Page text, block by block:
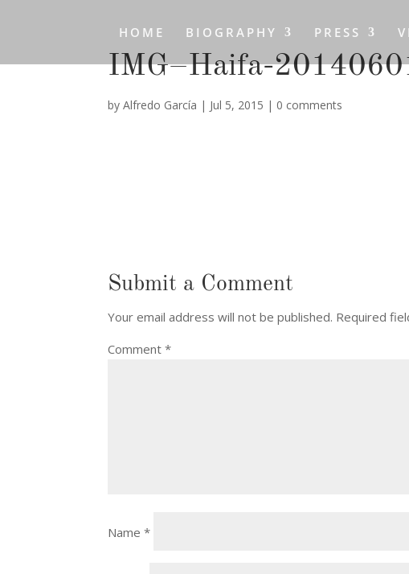
HOME BIOGRAPHY PRESS
IMG–Haifa-
byAlfredo García | Jul 5, 2015 | 0 comments
Submit a Comment
Your email address will not be published. Required
Comment*
Name*